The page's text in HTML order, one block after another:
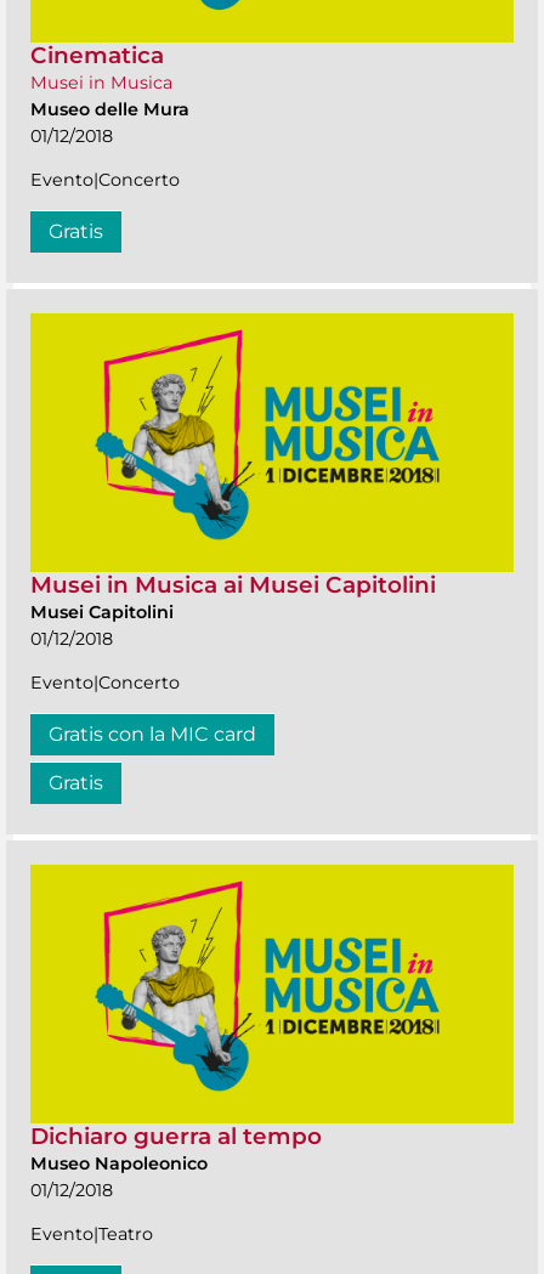
Cinematica
Musei in Musica
Museo delle Mura
01/12/2018
Evento|Concerto
Gratis
Musei in Musica ai Musei Capitolini
Musei Capitolini
01/12/2018
Evento|Concerto
Gratis con la MIC card
Gratis
Dichiaro guerra al tempo
Museo Napoleonico
01/12/2018
Evento|Teatro